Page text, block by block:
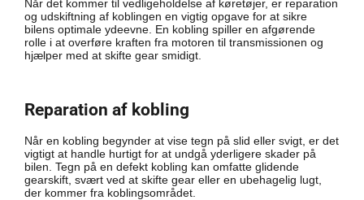
Når det kommer til vedligeholdelse af køretøjer, er reparation
og udskiftning af koblingen en vigtig opgave for at sikre
bilens optimale ydeevne. En kobling spiller en afgørende
rolle i at overføre kraften fra motoren til transmissionen og
hjælper med at skifte gear smidigt.
Reparation af kobling
Når en kobling begynder at vise tegn på slid eller svigt, er det
vigtigt at handle hurtigt for at undgå yderligere skader på
bilen. Tegn på en defekt kobling kan omfatte glidende
gearskift, svært ved at skifte gear eller en ubehagelig lugt,
der kommer fra koblingsområdet.